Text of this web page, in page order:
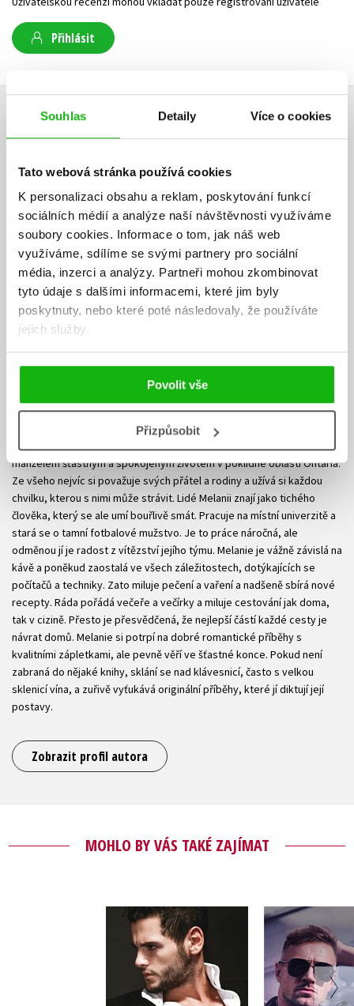
Souhlas Detaily Více o cookies
Tato webová stránka používá cookies
K personalizaci obsahu a reklam, poskytování funkcí
sociálních médií a analýze naší návštěvnosti využíváme
soubory cookies. Informace o tom, jak náš web
využíváme, sdílíme se svými partnery pro sociální
média, inzerci a analýzy. Partneři mohou zkombinovat
tyto údaje s dalšími informacemi, které jim byly
poskytnuty, nebo které poté následovaly, že používáte
jejich služby.
Povolit vše
Přizpůsobit
Přihlásit
AUTOR KNIHY
Melanie Moreland
Melanie Moreland žije už víc než šestadvacet let se svým milovaným
manželem šťastným a spokojeným životem v poklidné oblasti Ontaria.
Ze všeho nejvíc si považuje svých přátel a rodiny a užívá si každou
chvilku, kterou s nimi může strávit. Lidé Melanii znají jako tichého
člověka, který se ale umí bouřlivě smát. Pracuje na místní univerzitě a
stará se o tamní fotbalové mužstvo. Je to práce náročná, ale
odměnou jí je radost z vítězství jejího týmu. Melanie je vážně závislá na
kávě a poněkud zaostalá ve všech záležitostech, dotýkajících se
počítačů a techniky. Zato miluje pečení a vaření a nadšeně sbírá nové
recepty. Ráda pořádá večeře a večírky a miluje cestování jak doma,
tak v cizině. Přesto je přesvědčená, že nejlepší částí každé cesty je
návrat domů. Melanie si potrpí na dobré romantické příběhy s
kvalitními zápletkami, ale pevně věří ve šťastné konce. Pokud není
zabraná do nějaké knihy, sklání se nad klávesnicí, často s velkou
sklenicí vína, a zuřivě vyťukává originální příběhy, které jí diktují její
postavy.
Zobrazit profil autora
MOHLO BY VÁS TAKÉ ZAJÍMAT
Roman
Melanie Moreland
Zvýšit
Melanie